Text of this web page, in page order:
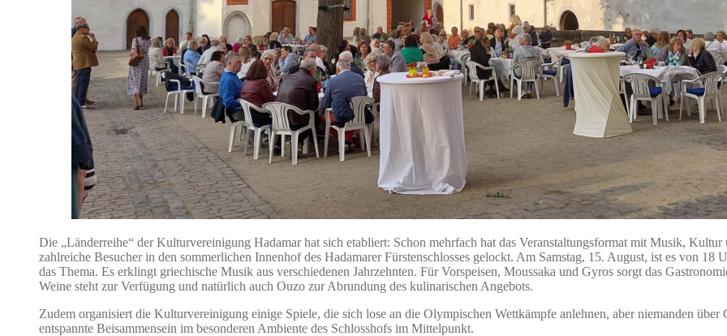
Die „Länderreihe“ der Kulturvereinigung Hadamar hat sich etabliert: Schon mehrfach hat das Veranstaltungsformat mit Musik,
zahlreiche Besucher in den sommerlichen Innenhof des Hadamarer Fürstenschlosses gelockt. Am Samstag, 15. August, ist es von
das Thema. Es erklingt griechische Musik aus verschiedenen Jahrzehnten. Für Vorspeisen, Moussaka und Gyros sorgt das
Weine steht zur Verfügung und natürlich auch Ouzo zur Abrundung des kulinarischen Angebots.
Zudem organisiert die Kulturvereinigung einige Spiele, die sich lose an die Olympischen Wettkämpfe anlehnen, aber niemanden
entspannte Beisammensein im besonderen Ambiente des Schlosshofs im Mittelpunkt.